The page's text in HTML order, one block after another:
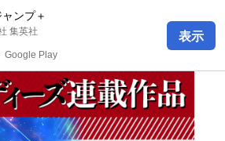
ンプ＋
集英社
Google Play
表示